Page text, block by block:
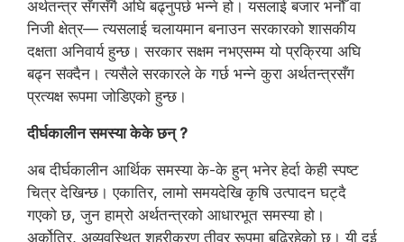
अर्थतन्त्र सँगसँगै अघि बढ्नुपर्छ भन्ने हो। यसलाई बजार भनौँ वा
निजी क्षेत्र— त्यसलाई चलायमान बनाउन सरकारको शासकीय
दक्षता अनिवार्य हुन्छ। सरकार सक्षम नभएसम्म यो प्रक्रिया अघि
बढ्न सक्दैन। त्यसैले सरकारले के गर्छ भन्ने कुरा अर्थतन्त्रसँग
प्रत्यक्ष रूपमा जोडिएको हुन्छ।
दीर्घकालीन समस्या केके छन् ?
अब दीर्घकालीन आर्थिक समस्या के-के हुन् भनेर हेर्दा केही स्पष्ट
चित्र देखिन्छ। एकातिर, लामो समयदेखि कृषि उत्पादन घट्दै
गएको छ, जुन हाम्रो अर्थतन्त्रको आधारभूत समस्या हो।
अर्कोतिर, अव्यवस्थित शहरीकरण तीव्र रूपमा बढिरहेको छ। यी दुई